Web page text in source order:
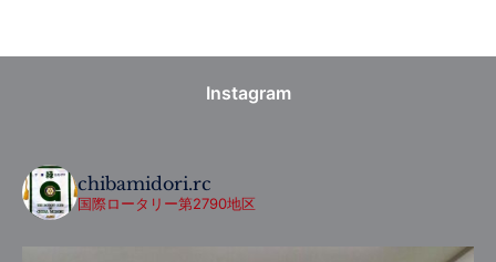
Instagram
chibamidori.rc
国際ロータリー第2790地区